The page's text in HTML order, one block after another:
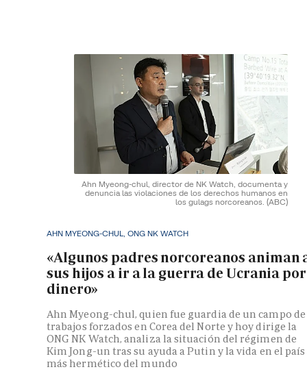
Ahn Myeong-chul, director de NK Watch, documenta y
denuncia las violaciones de los derechos humanos en
los gulags norcoreanos. (ABC)
AHN MYEONG-CHUL, ONG NK WATCH
«Algunos padres norcoreanos animan
sus hijos a ir a la guerra de Ucrania por
dinero»
Ahn Myeong-chul, quien fue guardia de un campo de
trabajos forzados en Corea del Norte y hoy dirige la
ONG NK Watch, analiza la situación del régimen de
Kim Jong-un tras su ayuda a Putin y la vida en el país
más hermético del mundo